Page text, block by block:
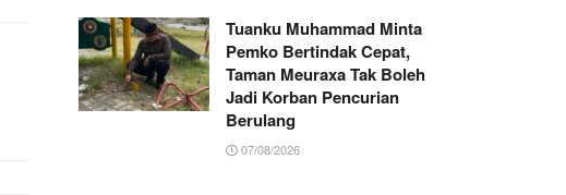
Tuanku Muhammad Minta
Pemko Bertindak Cepat,
Taman Meuraxa Tak Boleh
Jadi Korban Pencurian
Berulang
07/08/2026